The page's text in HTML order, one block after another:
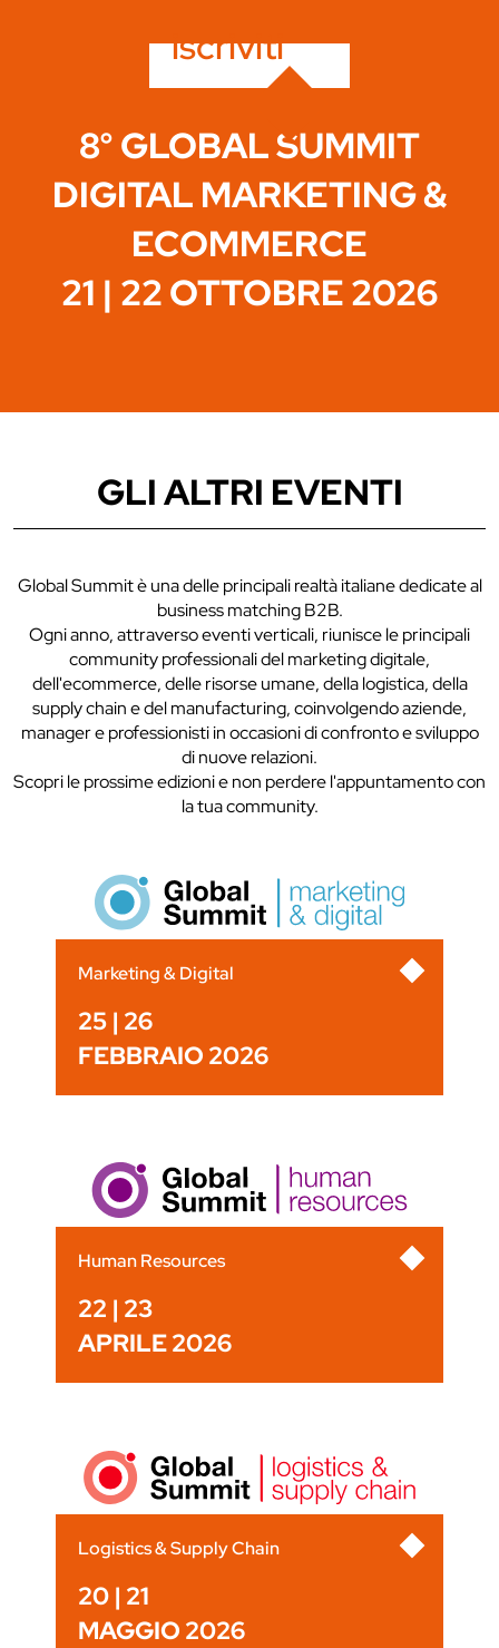
iscriviti
8° GLOBAL SUMMIT
DIGITAL MARKETING &
ECOMMERCE
21 | 22 OTTOBRE 2026
GLI ALTRI EVENTI
Global Summit è una delle principali realtà italiane dedicate al
business matching B2B.
Ogni anno, attraverso eventi verticali, riunisce le principali
community professionali del marketing digitale,
dell'ecommerce, delle risorse umane, della logistica, della
supply chain e del manufacturing, coinvolgendo aziende,
manager e professionisti in occasioni di confronto e sviluppo
di nuove relazioni.
Scopri le prossime edizioni e non perdere l'appuntamento con
la tua community.
Marketing & Digital
25 | 26
FEBBRAIO 2026
Human Resources
22 | 23
APRILE 2026
Logistics & Supply Chain
20 | 21
MAGGIO 2026